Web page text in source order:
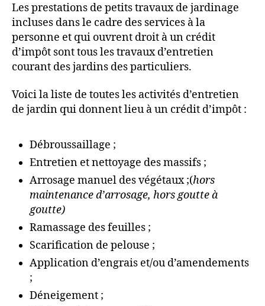
Les prestations de petits travaux de jardinage
incluses dans le cadre des services à la
personne et qui ouvrent droit à un crédit
d’impôt sont tous les travaux d’entretien
courant des jardins des particuliers.
Voici la liste de toutes les activités d’entretien
de jardin qui donnent lieu à un crédit d’impôt :
Débroussaillage ;
Entretien et nettoyage des massifs ;
Arrosage manuel des végétaux ;(hors
maintenance d’arrosage, hors goutte à
goutte)
Ramassage des feuilles ;
Scarification de pelouse ;
Application d’engrais et/ou d’amendements
;
Déneigement ;